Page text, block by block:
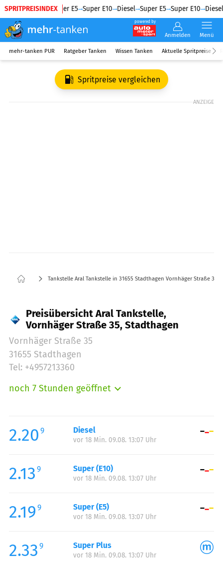
SPRITPREISINDEX
Diesel Super E5 Super E10 Diesel Super E5 Super E10 Diesel
powered by
Anmelden Menü
mehr-tanken PUR Ratgeber Tanken Wissen Tanken Aktuelle Spritpreise
Spritpreise vergleichen
ANZEIGE
Tankstelle Aral Tankstelle in 31655 Stadthagen Vornhäger Straße 35
Preisübersicht Aral Tankstelle,
Vornhäger Straße 35, Stadthagen
Vornhäger Straße 35
31655 Stadthagen
Tel: +4957213360
noch 7 Stunden geöffnet
Mittwoch:
05:00-23:00
Donnerstag:
Samstag:
06:00-23:00
Sonntag:
2.20 9 Diesel
vor 18 Min. 09.08. 13:07 Uhr
2.13 9 Super (E10)
vor 18 Min. 09.08. 13:07 Uhr
2.19 9 Super (E5)
vor 18 Min. 09.08. 13:07 Uhr
2.33 9 Super Plus
vor 18 Min. 09.08. 13:07 Uhr